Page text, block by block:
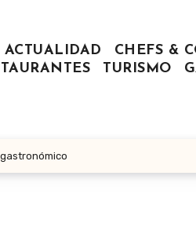
ACTUALIDAD CHEFS &
TURISMO